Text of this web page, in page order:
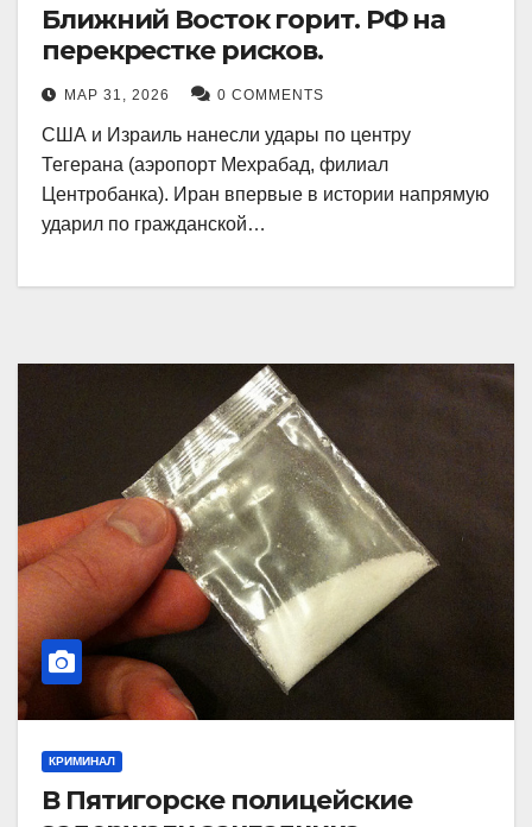
Ближний Восток горит. РФ на
перекрестке рисков.
МАР 31, 2026 0 COMMENTS
США и Израиль нанесли удары по центру
Тегерана (аэропорт Мехрабад, филиал
Центробанка). Иран впервые в истории напрямую
ударил по гражданской…
КРИМИНАЛ
В Пятигорске полицейские